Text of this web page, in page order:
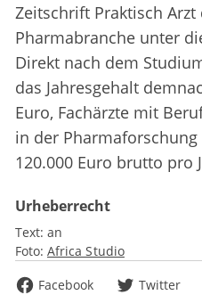
Zeitschrift Praktisch
Pharmabranche unter
Direkt nach dem
das Jahresgehalt
Euro, Fachärzte mit
in der
120.000 Euro brutto pro
Urheberrecht
Text: an
Foto: Africa Studio
Facebook
Twitter